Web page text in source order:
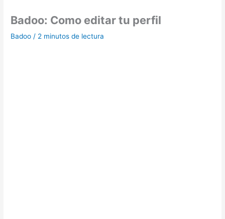
Badoo: Como editar tu perfil
Badoo / 2 minutos de lectura